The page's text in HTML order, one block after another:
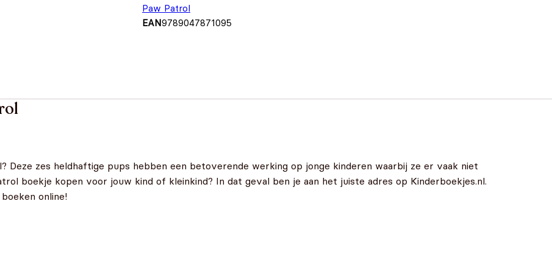
Paw Patrol
EAN9789047871095
Deze zes heldhaftige pups hebben een betoverende werking op jonge kinderen waarbij ze er vaak niet
boekje kopen voor jouw kind of kleinkind? In dat geval ben je aan het juiste adres op Kinderboekjes.nl.
online!